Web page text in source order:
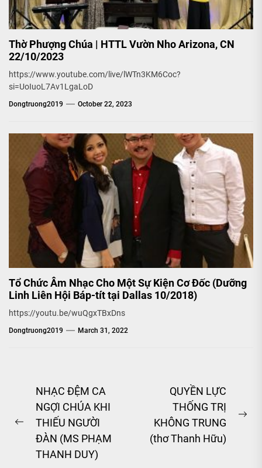
Thờ Phượng Chúa | HTTL Vườn Nho Arizona, CN
22/10/2023
https://www.youtube.com/live/lWTn3KM6Coc?
si=UoIuoL7Av1LgaLoD
Dongtruong2019 October 22, 2023
Tổ Chức Âm Nhạc Cho Một Sự Kiện Cơ Đốc (Dưỡng
Linh Liên Hội Báp-tít tại Dallas 10/2018)
https://youtu.be/wuQgxTBxDns
Dongtruong2019 March 31, 2022
Post
navigation
Previous
post:
NHẠC ĐỆM CA
NGỢI CHÚA KHI
THIẾU NGƯỜI
ĐÀN (MS PHẠM
THANH DUY)
QUYỀN LỰC
THỐNG TRỊ
KHÔNG TRUNG
(thơ Thanh Hữu)